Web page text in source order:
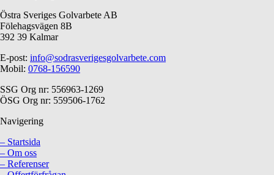
Östra Sveriges Golvarbete AB
Fölehagsvägen 8B
392 39 Kalmar
E-post: info@sodrasverigesgolvarbete.com
Mobil: 0768-156590
SSG Org nr: 556963-1269
ÖSG Org nr: 559506-1762
Navigering
– Startsida
– Om oss
– Referenser